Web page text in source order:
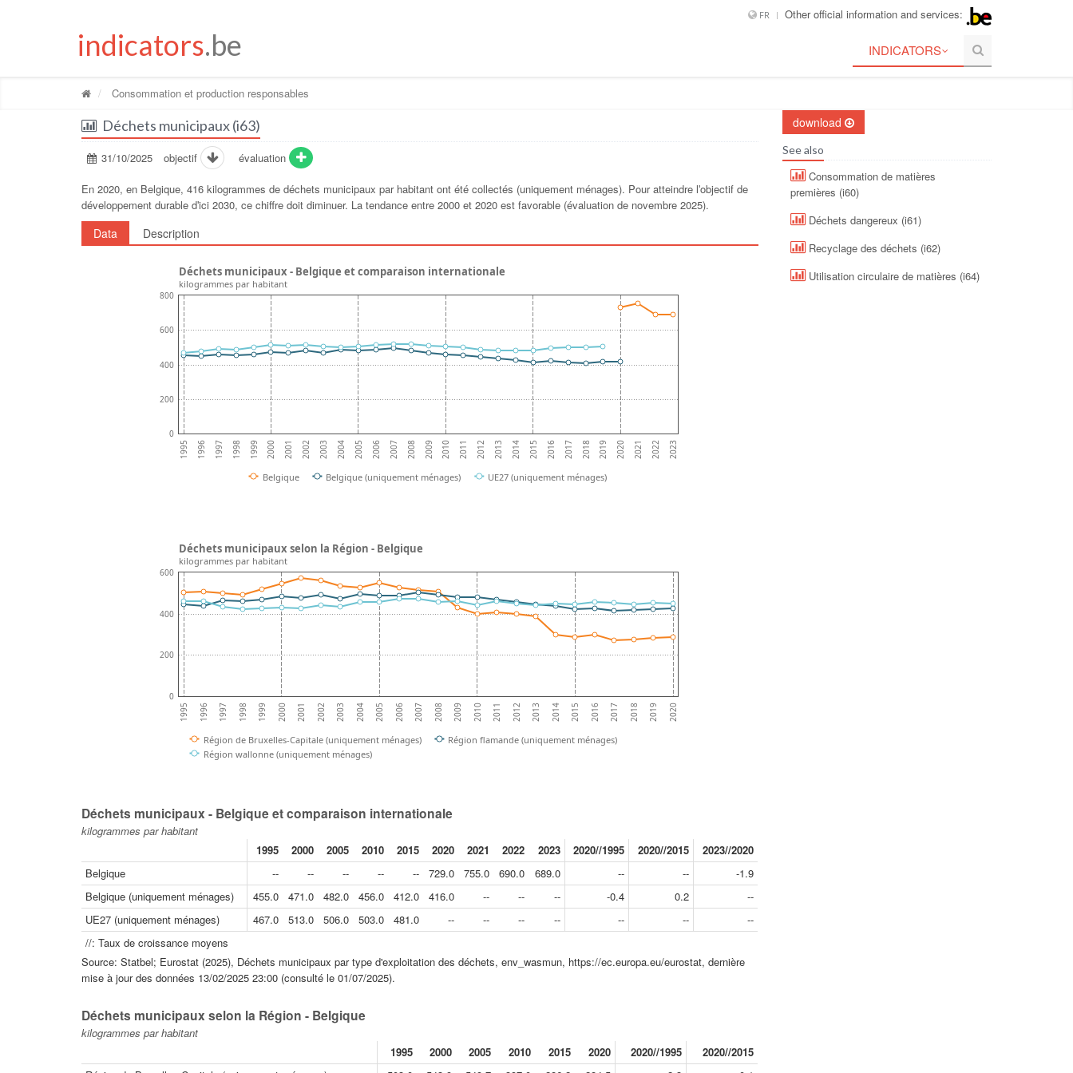
FR Other official information and services:
indicators.be INDICATORS
Consommation et production responsables
Déchets municipaux (i63)
31/10/2025 objectif évaluation
En 2020, en Belgique, 416 kilogrammes de déchets municipaux par habitant ont été collectés (uniquement ménages). Pour atteindre lʹobjectif de
développement durable dʹici 2030, ce chiffre doit diminuer. La tendance entre 2000 et 2020 est favorable (évaluation de novembre 2025).
Data Description
1995 1996 1997 1998 1999 2000 2001 2002 2003 2004 2005 2006 2007 2008 2009 2010 2011 2012 2013 2014 2015 2016 2017 2018 2019 2020 2021 2022 2023
0
200
400
600
800
Belgique Belgique (uniquement ménages) UE27 (uniquement ménages)
Déchets municipaux - Belgique et comparaison internationale
kilogrammes par habitant
1995 1996 1997 1998 1999 2000 2001 2002 2003 2004 2005 2006 2007 2008 2009 2010 2011 2012 2013 2014 2015 2016 2017 2018 2019 2020
0
200
400
600
Région de Bruxelles-Capitale (uniquement ménages)
Région flamande (uniquement ménages)
Région wallonne (uniquement ménages)
Déchets municipaux selon la Région - Belgique
kilogrammes par habitant
Déchets municipaux - Belgique et comparaison internationale
kilogrammes par habitant
1995
2000 2005 2010 2015 2020 2021 2022 2023 2020//1995 2020//2015
2023//2020
Belgique
-- -- -- -- -- 729.0 755.0 690.0 689.0 -- --
-1.9
Belgique (uniquement ménages)
455.0 471.0 482.0 456.0 412.0 416.0 -- -- -- -0.4 0.2
--
UE27 (uniquement ménages)
467.0 513.0 506.0 503.0 481.0 -- -- -- -- -- --
--
//: Taux de croissance moyens
Source: Statbel; Eurostat (2025), Déchets municipaux par type d'exploitation des déchets, env_wasmun, https://ec.europa.eu/eurostat, dernière
mise à jour des données 13/02/2025 23:00 (consulté le 01/07/2025).
Déchets municipaux selon la Région - Belgique
kilogrammes par habitant
1995
2000 2005 2010 2015 2020 2020//1995
2020//2015
download
See also
Consommation de matières
premières (i60)
Déchets dangereux (i61)
Recyclage des déchets (i62)
Utilisation circulaire de matières (i64)